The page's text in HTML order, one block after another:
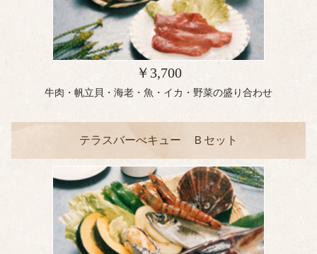
￥3,700
牛肉・帆立貝・海老・魚・イカ・野菜の盛り合わせ
テラスバーべキュー Ｂセット